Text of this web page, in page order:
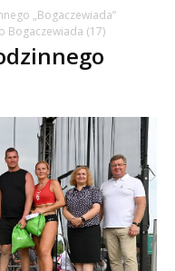
„Bogaczewiada”
Bogaczewiada (17)